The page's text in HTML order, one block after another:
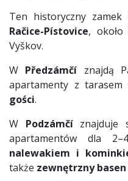
Ten historyczny zamek
Račice-Pístovice,
Vyškov.
W Předzámčí znajdą
apartamenty z tarasem
gości.
W Podzámčíznajduje
apartamentów dla
nalewakiem i
także zewnętrzny